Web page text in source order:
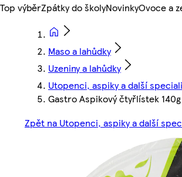
Top výběrZpátky do školyNovinkyOvoce a
Maso a lahůdky
Uzeniny a lahůdky
Utopenci, aspiky a další
Gastro Aspikový čtyřlístek 140g
Zpět na Utopenci, aspiky a další